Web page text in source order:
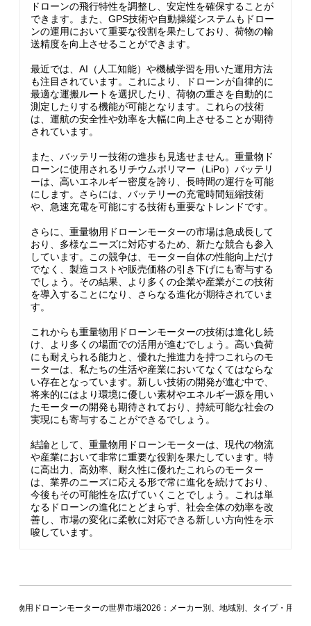
ドローンの飛行特性を調整し、安定性を確保することが
できます。また、GPS技術や自動操縦システムもドロー
ンの運用において重要な役割を果たしており、荷物の輸
送精度を向上させることができます。
最近では、AI（人工知能）や機械学習を用いた運用方法
も注目されています。これにより、ドローンが自律的に
最適な運搬ルートを選択したり、荷物の重さを自動的に
測定したりする機能が可能となります。これらの技術
は、運航の安全性や効率を大幅に向上させることが期待
されています。
また、バッテリー技術の進歩も見逃せません。重量物ド
ローンに使用されるリチウムポリマー（LiPo）バッテリ
ーは、高いエネルギー密度を誇り、長時間の運行を可能
にします。さらには、バッテリーの充電時間短縮技術
や、急速充電を可能にする技術も重要なトレンドです。
さらに、重量物用ドローンモーターの市場は急成長して
おり、多様なニーズに対応するため、新たな競合も参入
しています。この競争は、モーター自体の性能向上だけ
でなく、製造コストや販売価格の引き下げにも寄与する
でしょう。その結果、より多くの企業や産業がこの技術
を導入することになり、さらなる進化が期待されていま
す。
これからも重量物用ドローンモーターの技術は進化し続
け、より多くの場面での活用が進むでしょう。高い負荷
にも耐えられる能力と、優れた推進力を持つこれらのモ
ーターは、私たちの生活や産業においてなくてはならな
い存在となっています。新しい技術の開発が進む中で、
将来的にはより環境に優しい素材やエネルギー源を用い
たモーターの開発も期待されており、持続可能な社会の
実現にも寄与することができるでしょう。
結論として、重量物用ドローンモーターは、現代の物流
や産業において非常に重要な役割を果たしています。特
に高出力、高効率、耐久性に優れたこれらのモーター
は、業界のニーズに応える形で常に進化を続けており、
今後もその可能性を広げていくことでしょう。これは単
なるドローンの進化にとどまらず、社会全体の効率を改
善し、市場の変化に柔軟に対応できる新しい方向性を示
唆しています。
重量物用ドローンモーターの世界市場2026：メーカー別、地域別、タイプ・用途別